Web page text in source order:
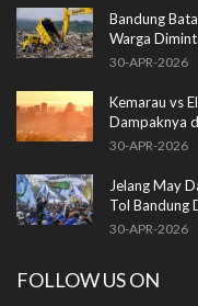
Bandung
Warga
30-APR-2026
Kemarau vs
Dampaknya
30-APR-2026
Jelang May
Tol Bandung
30-APR-2026
FOLLOW US ON